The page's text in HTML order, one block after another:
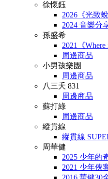
徐懷鈺
2026《光致
2024 音樂分
孫盛希
2021《Where
周邊商品
小男孩樂團
周邊商品
八三夭 831
周邊商品
蘇打綠
周邊商品
縱貫線
縱貫線
周華健
2025 少年的
2021 少年俠
2016 華健30